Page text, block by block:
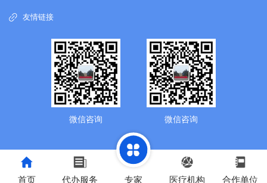
友情链接
微信咨询 微信咨询
首页 代办服务 专家 医疗机构 合作单位